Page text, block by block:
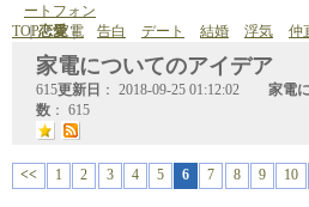
ートフォン
｜恋愛｜ 告白 デート 結婚 浮気 仲
停電
原発
TOP>家電
家電についてのアイデア
615更新日 ： 2018-09-25 01:12:02 家電
数 ： 615
<< 1 2 3 4 5 6 7 8 9 10